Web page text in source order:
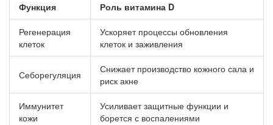
Функция Роль витамина D
Регенерация
клеток
Ускоряет процессы обновления
клеток и заживления
Себорегуляция
Снижает производство кожного сала и
риск акне
Иммунитет
кожи
Усиливает защитные функции и
борется с воспалениями